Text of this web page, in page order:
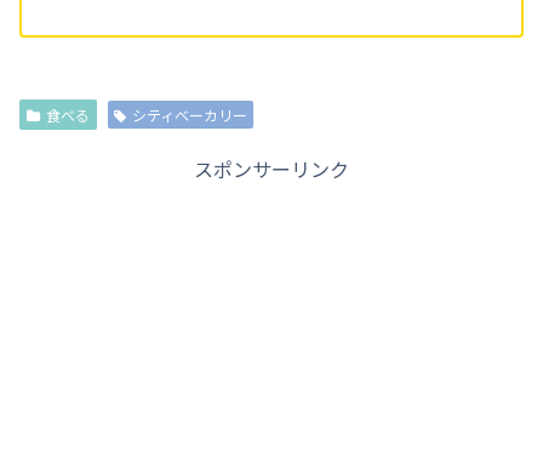
食べる シティベーカリー
スポンサーリンク